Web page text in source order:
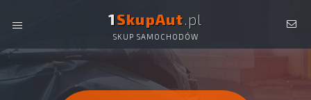
1SkupAut.pl
SKUP SAMOCHODÓW
AUTO SKUP OSTRÓDA -
SAMOCHODÓW OSTRÓDA